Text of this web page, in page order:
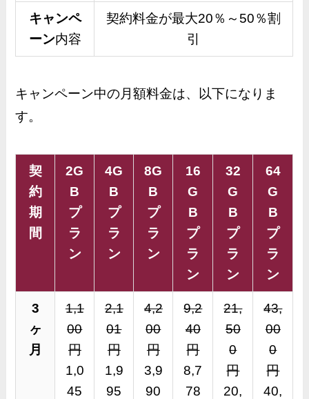
キャンペ
ーン内容
契約料金が最大20％～50％割
引
キャンペーン中の月額料金は、以下になりま
す。
契
約
期
間
2G
B
プ
ラ
ン
4G
B
プ
ラ
ン
8G
B
プ
ラ
ン
16
G
B
プ
ラ
ン
32
G
B
プ
ラ
ン
64
G
B
プ
ラ
ン
3
ヶ
月
1,1
00
円
1,0
45
2,1
01
円
1,9
95
4,2
00
円
3,9
90
9,2
40
円
8,7
78
21,
50
0
円
20,
43,
00
0
円
40,